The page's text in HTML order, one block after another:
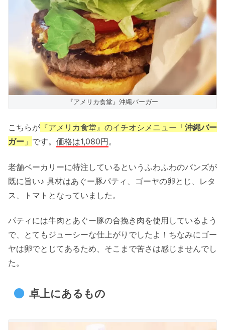
『アメリカ食堂』沖縄バーガー
こちらが 『アメリカ食堂』のイチオシメニュー「沖縄バー
ガー 」 です。 価格は1,080円。
老舗ベーカリーに特注しているというふわふわのバンズが
既に旨い♪ 具材はあぐー豚パティ、ゴーヤの卵とじ、レタ
ス、トマトとなっていました。
パティには牛肉とあぐー豚の合挽き肉を使用しているよう
で、とてもジューシーな仕上がりでしたよ！ちなみにゴー
ヤは卵でとじてあるため、そこまで苦さは感じませんでし
た。
卓上にあるもの